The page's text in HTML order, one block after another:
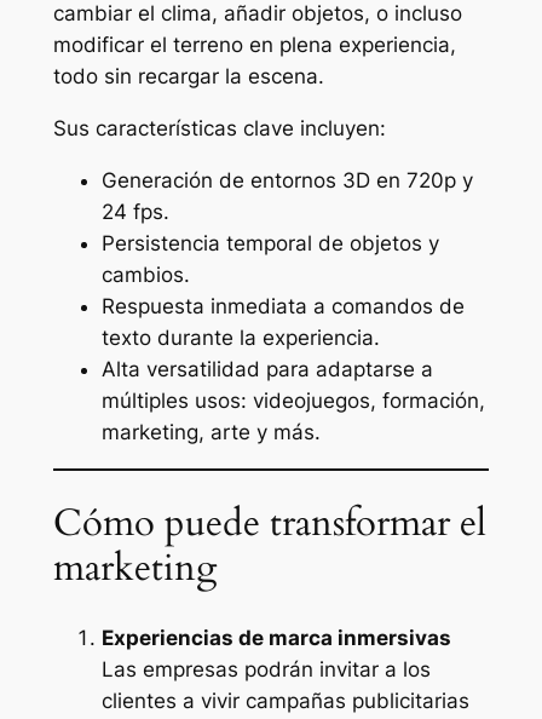
cambiar el clima, añadir objetos, o incluso
modificar el terreno en plena experiencia,
todo sin recargar la escena.
Sus características clave incluyen:
Generación de entornos 3D en 720p y
24 fps.
Persistencia temporal de objetos y
cambios.
Respuesta inmediata a comandos de
texto durante la experiencia.
Alta versatilidad para adaptarse a
múltiples usos: videojuegos, formación,
marketing, arte y más.
Cómo puede transformar el
marketing
Experiencias de marca inmersivas
Las empresas podrán invitar a los
clientes a vivir campañas publicitarias